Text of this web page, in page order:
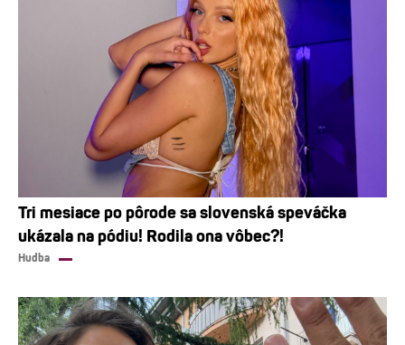
Tri mesiace po pôrode sa slovenská speváčka
ukázala na pódiu! Rodila ona vôbec?!
Hudba